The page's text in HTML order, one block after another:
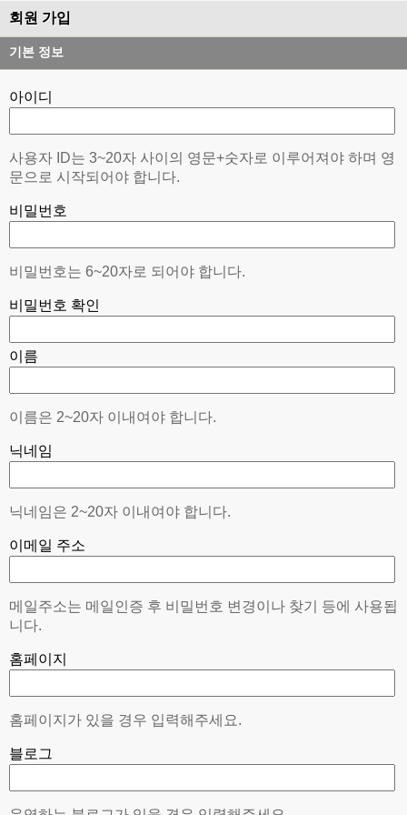
회원 가입
기본 정보
아이디
사용자 ID는 3~20자 사이의 영문+숫자로 이루어져야 하며 영
문으로 시작되어야 합니다.
비밀번호
비밀번호는 6~20자로 되어야 합니다.
비밀번호 확인
이름
이름은 2~20자 이내여야 합니다.
닉네임
닉네임은 2~20자 이내여야 합니다.
이메일 주소
메일주소는 메일인증 후 비밀번호 변경이나 찾기 등에 사용됩
니다.
홈페이지
홈페이지가 있을 경우 입력해주세요.
블로그